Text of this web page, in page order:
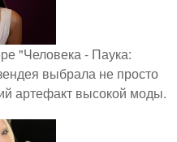
"Человека - Паука:
выбрала не просто
артефакт высокой моды.